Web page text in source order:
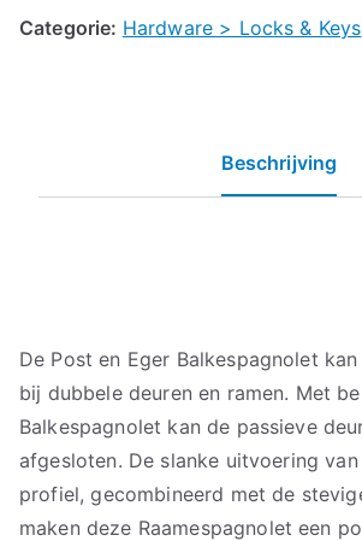
Categorie: Hardware > Locks & Keys
Beschrijving
De Post en Eger Balkespagnolet
bij dubbele deuren en ramen. Met
Balkespagnolet kan de passieve
afgesloten. De slanke uitvoering
profiel, gecombineerd met de
maken deze Raamespagnolet een